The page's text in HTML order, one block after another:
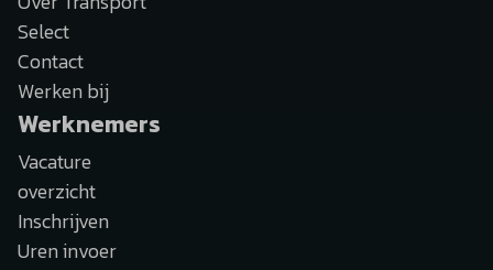
Select
Contact
Werken bij
Werknemers
Vacature
overzicht
Inschrijven
Uren invoer